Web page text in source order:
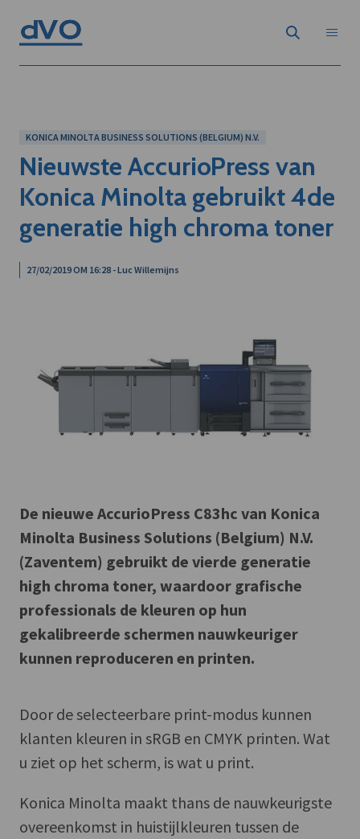
KONICA MINOLTA BUSINESS SOLUTIONS (BELGIUM) N.V.
Nieuwste AccurioPress van
Konica Minolta gebruikt 4de
generatie high chroma toner
27/02/2019 OM 16:28 - Luc Willemijns
De nieuwe AccurioPress C83hc van Konica
Minolta Business Solutions (Belgium) N.V.
(Zaventem) gebruikt de vierde generatie
high chroma toner, waardoor grafische
professionals de kleuren op hun
gekalibreerde schermen nauwkeuriger
kunnen reproduceren en printen.
Door de selecteerbare print-modus kunnen
klanten kleuren in sRGB en CMYK printen. Wat
u ziet op het scherm, is wat u print.
Konica Minolta maakt thans de nauwkeurigste
overeenkomst in huistijlkleuren tussen de